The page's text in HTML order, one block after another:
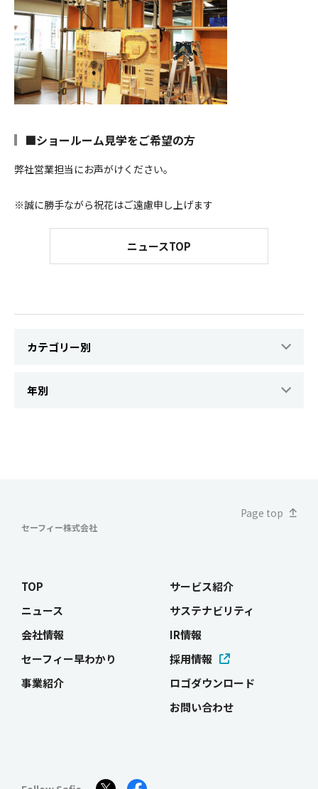
■ショールーム見学をご希望の方
弊社営業担当にお声がけください。
※誠に勝手ながら祝花はご遠慮申し上げます
ニュースTOP
セーフィー株式会社
Page top
TOP
ニュース
会社情報
セーフィー早わかり
事業紹介
サービス紹介
サステナビリティ
IR情報
採用情報
ロゴダウンロード
お問い合わせ